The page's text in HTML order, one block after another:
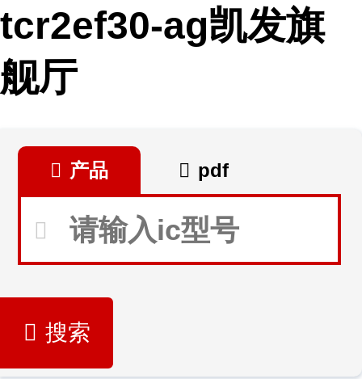
tcr2ef30-ag凯发旗
舰厅
产品 pdf
搜索